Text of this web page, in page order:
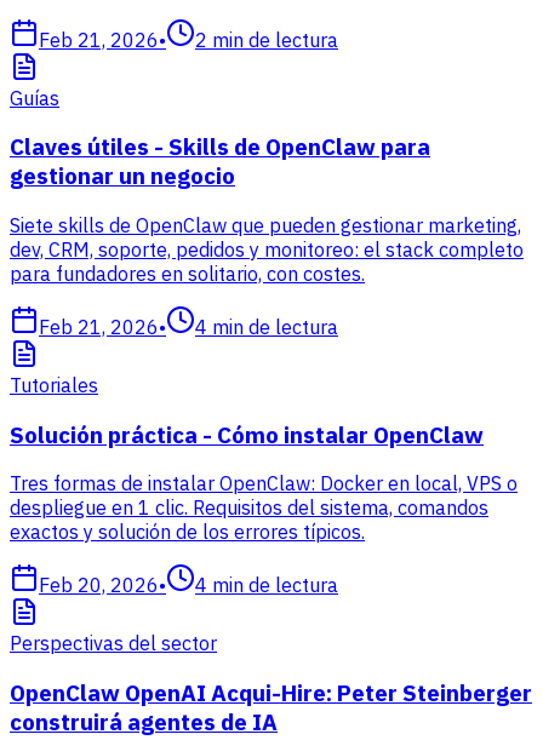
Feb 21, 2026• 2 min de lectura
Guías
Claves útiles - Skills de OpenClaw para
gestionar un negocio
Siete skills de OpenClaw que pueden gestionar marketing,
dev, CRM, soporte, pedidos y monitoreo: el stack completo
para fundadores en solitario, con costes.
Feb 21, 2026• 4 min de lectura
Tutoriales
Solución práctica - Cómo instalar OpenClaw
Tres formas de instalar OpenClaw: Docker en local, VPS o
despliegue en 1 clic. Requisitos del sistema, comandos
exactos y solución de los errores típicos.
Feb 20, 2026• 4 min de lectura
Perspectivas del sector
OpenClaw OpenAI Acqui-Hire: Peter Steinberger
construirá agentes de IA